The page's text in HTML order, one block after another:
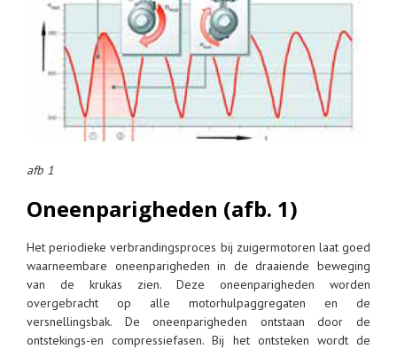
afb 1
Oneenparigheden (afb. 1)
Het periodieke verbrandingsproces bij zuigermotoren laat goed
waarneembare oneenparigheden in de draaiende beweging
van de krukas zien. Deze oneenparigheden worden
overgebracht op alle motorhulpaggregaten en de
versnellingsbak. De oneenparigheden ontstaan door de
ontstekings-en compressiefasen. Bij het ontsteken wordt de